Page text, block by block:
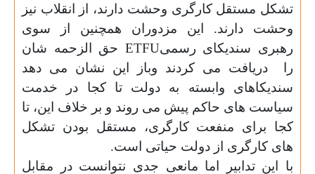
تشکل مستقل کارگری وحشت دارند، از انقلاب نیز
وحشت دارند. این مزدوران همچنین از سوی
رهبری سندیکای رسمیETFU حق الزحمه شان
را
دریافت می کردند وباز این نشان می دهد
سندیکاهای وابسته به دولت تا کجا در خدمت
سیاست های حاکم پیش می روند و بر خلاف این، تا
کجا برای منفعت کارگری، مستقل بودن تشکل
های کارگری از دولت حیاتی است.
با این تدابیر اما مانعی جدی نتوانست در مقابل